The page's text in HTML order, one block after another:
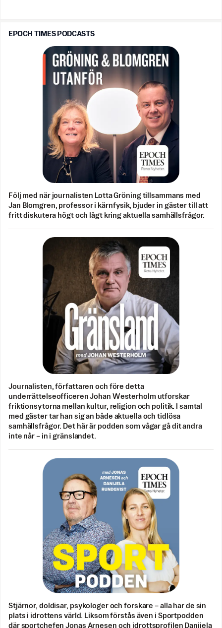
EPOCH TIMES PODCASTS
Följ med när journalisten Lotta Gröning tillsammans med
Jan Blomgren, professor i kärnfysik, bjuder in gäster till att
fritt diskutera högt och lågt kring aktuella samhällsfrågor.
Journalisten, författaren och före detta
underrättelseofficeren Johan Westerholm utforskar
friktionsytorna mellan kultur, religion och politik. I samtal
med gäster tar han sig an både aktuella och tidlösa
samhällsfrågor. Det här är podden som vågar gå dit andra
inte når – in i gränslandet.
Stjärnor, doldisar, psykologer och forskare – alla har de sin
plats i idrottens värld. Liksom förstås även i Sportpodden
där sportchefen Jonas Arnesen och idrottsprofilen Danijela